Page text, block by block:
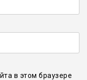
в этом браузере